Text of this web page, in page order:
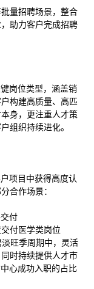
量招聘场景，整合
助力客户完成招聘
岗位类型，涵盖销
构建高质量、高匹
身，更注重人才策
组织持续进化。
项目中获得高度认
合作场景：
付
付医学类岗位
旺季周期中，灵活
时持续提供人才市
心成功入职的占比